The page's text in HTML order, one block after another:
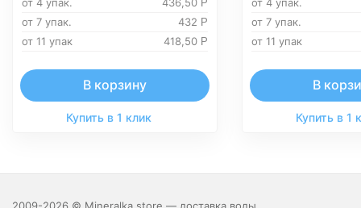
Р
от 7 упак. 432 Р
от 11 упак 418,50 Р
В корзину
Купить в 1 клик
от 7 упак.
от 11 упак
В
Купить в 1